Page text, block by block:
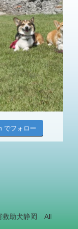
でフォロー
救助犬静岡 All